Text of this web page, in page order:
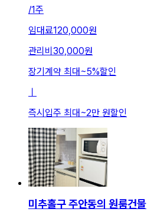
/1주
임대료120,000원
관리비 30,000원
장기계약 최대~5%할인
ㅣ
즉시입주 최대~2만 원할인
미추홀구 주안동의 원룸건물